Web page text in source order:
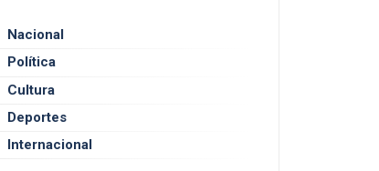
Nacional
Política
Cultura
Deportes
Internacional